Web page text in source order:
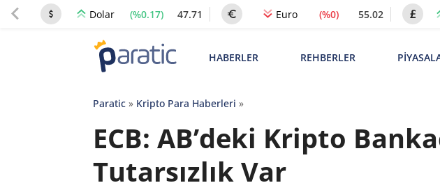
Dolar (%0.17) 47.71 Euro (%0) 55.02
HABERLER REHBERLER
Paratic» Kripto Para Haberleri »
ECB: AB’deki Kripto
Tutarsızlık Var